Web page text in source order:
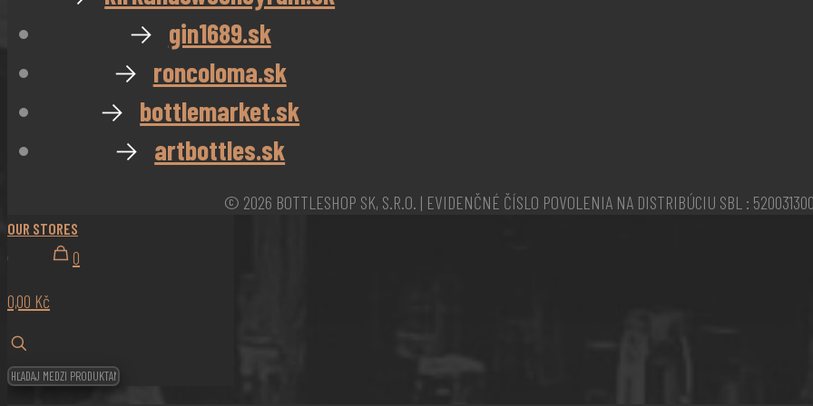
→ gin1689.sk
→ roncoloma.sk
→ bottlemarket.sk
→ artbottles.sk
© 2026 BOTTLESHOP SK, S.R.O. | EVIDENČNÉ ČÍSLO POVOLENIA NA DISTRIBÚCIU SBL :
OUR STORES
0
0,00 Kč